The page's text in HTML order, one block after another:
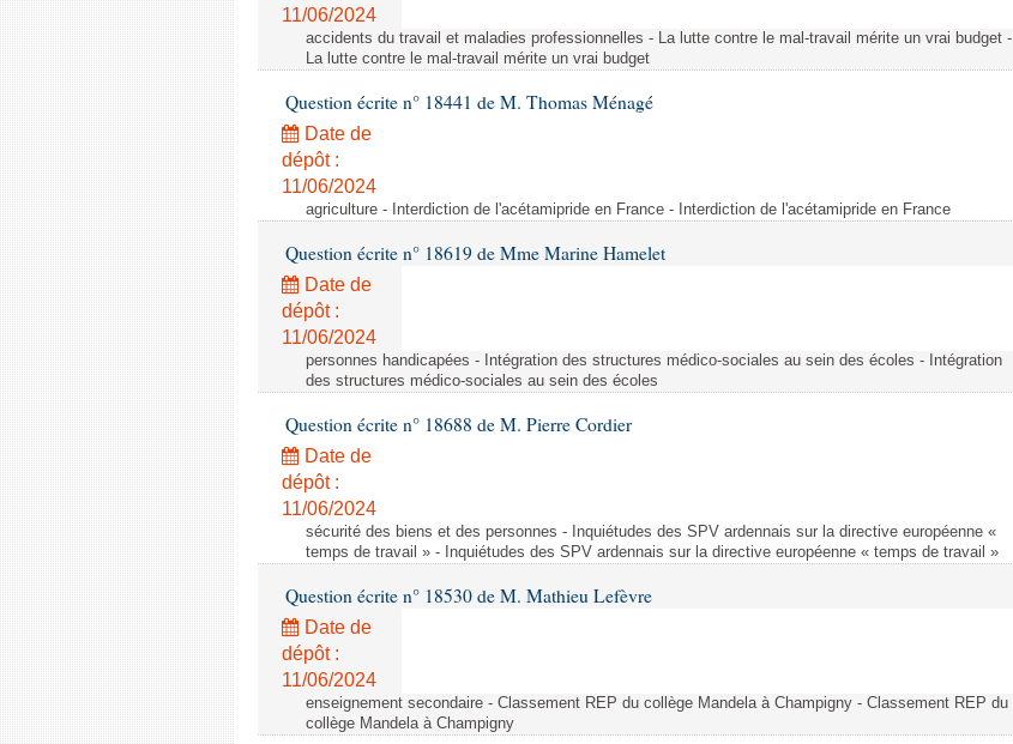
11/06/2024
accidents du travail et maladies professionnelles - La lutte contre le mal-travail mérite un vrai budget -
La lutte contre le mal-travail mérite un vrai budget
Question écrite n° 18441 de M. Thomas Ménagé
Date de
dépôt :
11/06/2024
agriculture - Interdiction de l'acétamipride en France - Interdiction de l'acétamipride en France
Question écrite n° 18619 de Mme Marine Hamelet
Date de
dépôt :
11/06/2024
personnes handicapées - Intégration des structures médico-sociales au sein des écoles - Intégration
des structures médico-sociales au sein des écoles
Question écrite n° 18688 de M. Pierre Cordier
Date de
dépôt :
11/06/2024
sécurité des biens et des personnes - Inquiétudes des SPV ardennais sur la directive européenne «
temps de travail » - Inquiétudes des SPV ardennais sur la directive européenne « temps de travail »
Question écrite n° 18530 de M. Mathieu Lefèvre
Date de
dépôt :
11/06/2024
enseignement secondaire - Classement REP du collège Mandela à Champigny - Classement REP du
collège Mandela à Champigny